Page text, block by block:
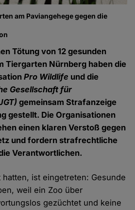
am Paviangehege gegen die
Tötung von 12 gesunden
Tiergarten Nürnberg haben die
Pro Wildlife und die
Gesellschaft für
gemeinsam Strafanzeige
gestellt. Die Organisationen
einen klaren Verstoß gegen
und fordern strafrechtliche
Verantwortlichen.
ist eingetreten: Gesunde
weil ein Zoo über
gezüchtet und keine